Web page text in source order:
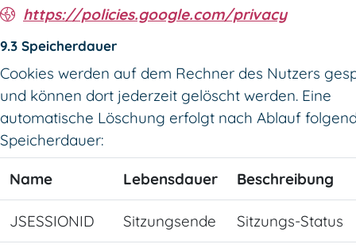
https://policies.google.com/privacy
9.3 Speicherdauer
Cookies werden auf dem Rechner des Nutzers
und können dort jederzeit gelöscht werden. Eine
automatische Löschung erfolgt nach Ablauf
Speicherdauer:
Name Lebensdauer Beschreibung
JSESSIONID Sitzungsende Sitzungs-Status